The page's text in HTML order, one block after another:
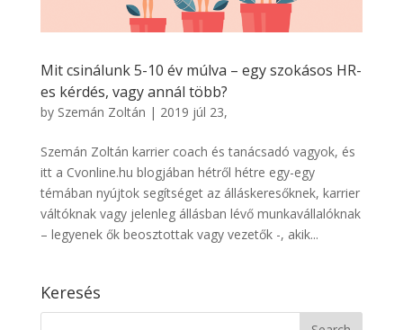
Mit csinálunk 5-10 év múlva – egy szokásos HR-
es kérdés, vagy annál több?
by Szemán Zoltán | 2019 júl 23,
Szemán Zoltán karrier coach és tanácsadó vagyok, és
itt a Cvonline.hu blogjában hétről hétre egy-egy
témában nyújtok segítséget az álláskeresőknek, karrier
váltóknak vagy jelenleg állásban lévő munkavállalóknak
– legyenek ők beosztottak vagy vezetők -, akik...
Keresés